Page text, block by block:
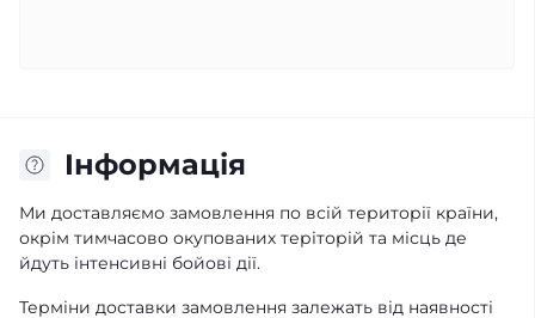
Iнформація
Ми доставляємо замовлення по всій території країни,
окрім тимчасово окупованих теріторій та місць де
йдуть інтенсивні бойові дії.
Терміни доставки замовлення залежать від наявності